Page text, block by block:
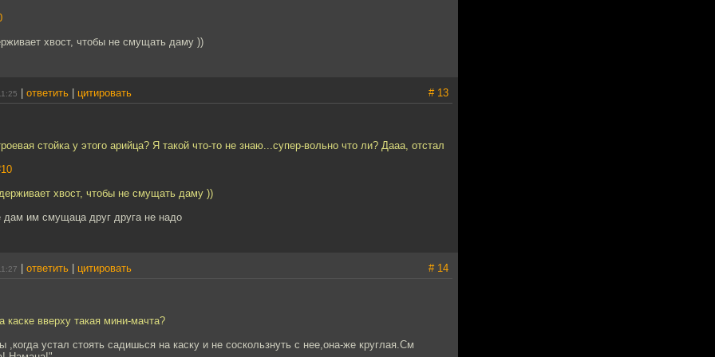
хвост, чтобы не смущать даму ))
ответить цитировать # 13
стойка у этого арийца? Я такой что-то не знаю...супер-вольно что ли? Дааа, отстал
хвост, чтобы не смущать даму ))
дам им смущаца друг друга не надо
ответить цитировать # 14
каске вверху такая мини-мачта?
,когда устал стоять садишься на каску и не соскользнуть с нее,она-же круглая.См